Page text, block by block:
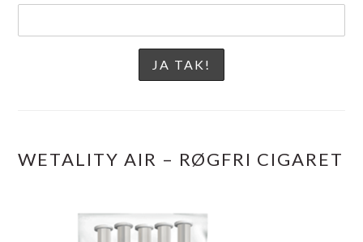
WETALITY AIR – RØGFRI CIGARET